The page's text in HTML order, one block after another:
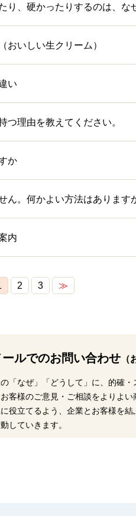
り、硬かったりするのは、な
いしい生クリーム）
い
つ理由を教えてください。
か
ん。何かよい方法はあります
内
2 3 ≫
ールでのお問い合わせ（
「なぜ」「どうして」に、的確
客様のご意見・ご相談をよりよ
役立てるよう、企業とお客様を
していきます。